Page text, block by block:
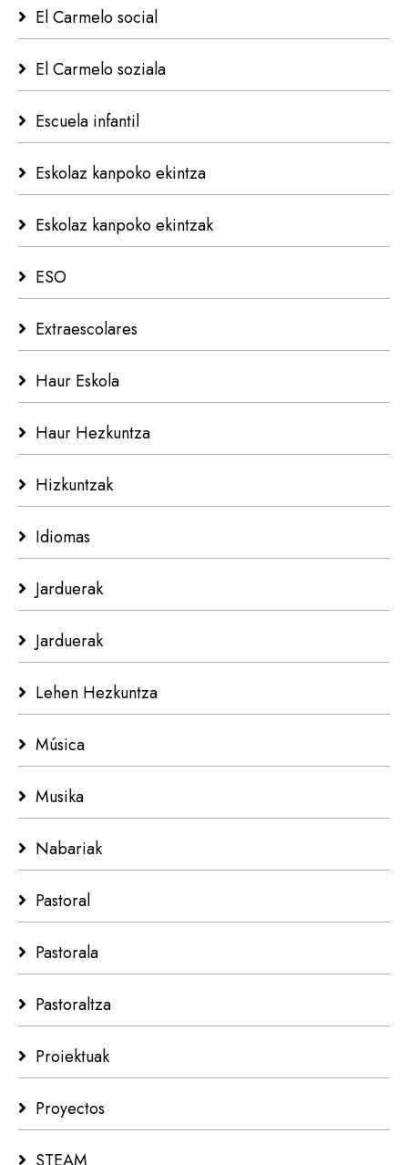
El Carmelo social
El Carmelo soziala
Escuela infantil
Eskolaz kanpoko ekintza
Eskolaz kanpoko ekintzak
ESO
Extraescolares
Haur Eskola
Haur Hezkuntza
Hizkuntzak
Idiomas
Jarduerak
Jarduerak
Lehen Hezkuntza
Música
Musika
Nabariak
Pastoral
Pastorala
Pastoraltza
Proiektuak
Proyectos